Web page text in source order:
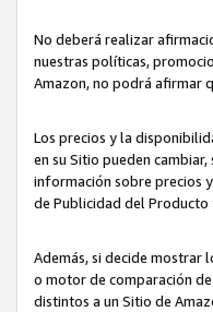
No deberá realizar
nuestras políticas,
Amazon, no podrá afirmar
Los precios y la
en su Sitio pueden
información sobre precios
de Publicidad del Producto
Además, si decide mostrar
o motor de comparación
distintos a un Sitio de